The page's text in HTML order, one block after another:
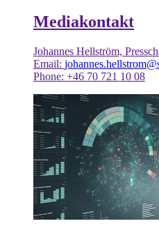
Mediakontakt
Johannes Hellström,
Email:
Phone: +46 70 721 10 08